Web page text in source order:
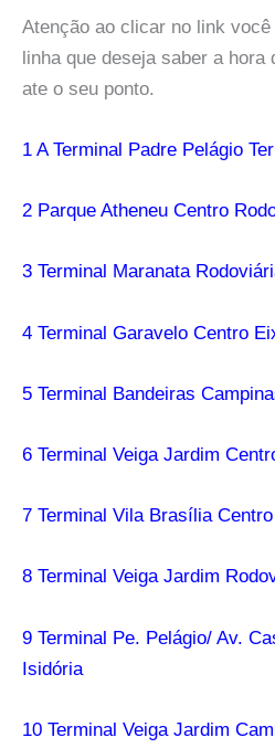
Atenção ao clicar no link
linha que deseja saber a hora
ate o seu ponto.
1 A Terminal Padre Pelágio
2 Parque Atheneu Centro
3 Terminal Maranata
4 Terminal Garavelo Centro
5 Terminal Bandeiras
6 Terminal Veiga Jardim
7 Terminal Vila Brasília
8 Terminal Veiga Jardim
9 Terminal Pe. Pelágio/ Av.
Isidória
10 Terminal Veiga Jardim